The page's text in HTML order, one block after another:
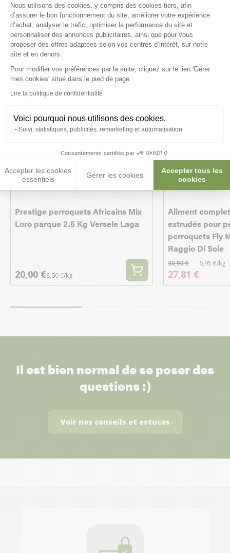
Nous utilisons des cookies, y compris des cookies tiers, afin
d’assurer le bon fonctionnement du site, améliorer votre expérience
d’achat, analyser le trafic, optimiser la performance du site et
personnaliser des annonces publicitaires, ainsi que pour vous
proposer des offres adaptées selon vos centres d’intérêt, sur notre
site et en dehors.
Pour modifier vos préférences par la suite, cliquez sur le lien 'Gérer
mes cookies' situé dans le pied de page.
Lire la politique de confidentialité
Voici pourquoi nous utilisons des cookies.
Suivi, statistiques, publicités, remarketing et automatisation
Consentements certifiés par
Accepter les cookies
essentiels
Gérer les cookies
Accepter tous les
cookies
Axeptio consent
intéresser
Prestige perroquets Africains Mix
Loro parque 2.5 Kg Versele Laga
20,00 €8,00 €/kg
-10%
Aliment
extrudés pour
perroquets Fly
Raggio Di Sole
30,90 €
27,81 €
6,95 €/kg
Il est bien normal de se poser des
questions :)
Voir nos conseils et astuces